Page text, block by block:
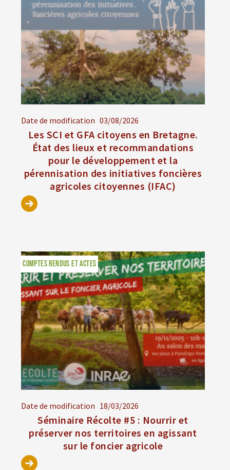
Date de modification 03/08/2026
Les SCI et GFA citoyens en Bretagne.
État des lieux et recommandations
pour le développement et la
pérennisation des initiatives foncières
agricoles citoyennes (IFAC)
Date de modification 18/03/2026
Séminaire Récolte #5 : Nourrir et
préserver nos territoires en agissant
sur le foncier agricole
COMPTES RENDUS ET ACTES